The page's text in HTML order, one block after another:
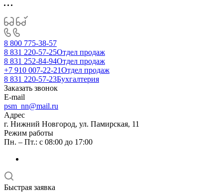
8 800 775-38-57
8 831 220-57-25Отдел продаж
8 831 252-84-94Отдел продаж
+7 910 007-22-21Отдел продаж
8 831 220-57-23Бухгалтерия
Заказать звонок
E-mail
psm_nn@mail.ru
Адрес
г. Нижний Новгород, ул. Памирская, 11
Режим работы
Пн. – Пт.: с 08:00 до 17:00
Быстрая заявка